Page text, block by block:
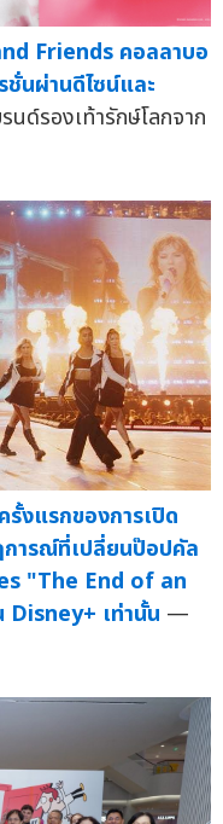
Friends คอลลาบอ
ชั่นผ่านดีไซน์และ
ด์รองเท้ารักษ์โลกจาก
งแรกของการเปิด
ารณ์ที่เปลี่ยนป๊อปคัล
"The End of an
เท่านั้น —